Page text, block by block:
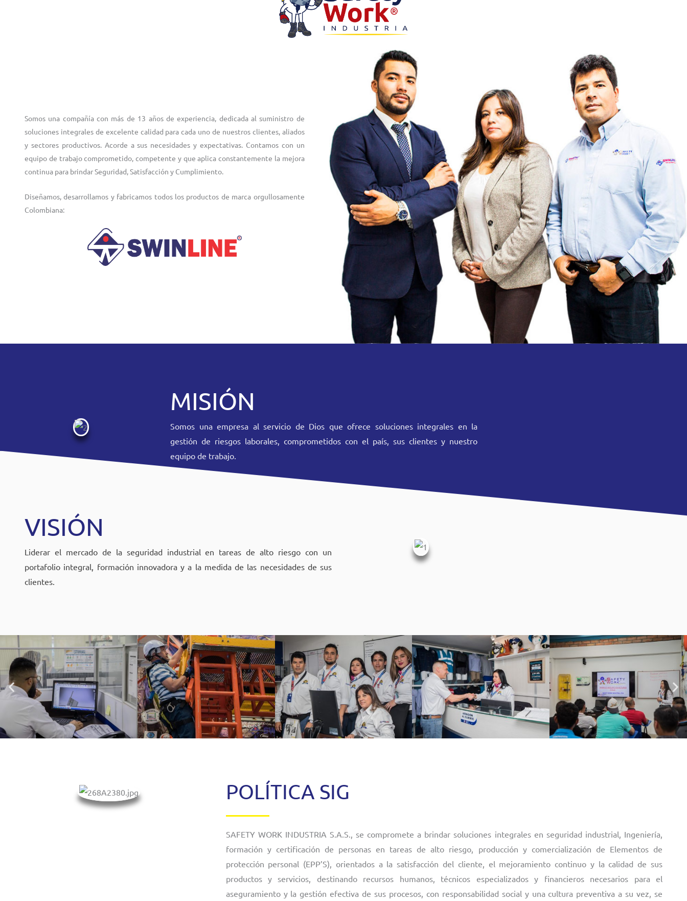
Somos una compañía con más de 13 años de experiencia, dedicada al suministro de
soluciones integrales de excelente calidad para cada uno de nuestros clientes, aliados
y sectores productivos. Acorde a sus necesidades y expectativas. Contamos con un
equipo de trabajo comprometido, competente y que aplica constantemente la mejora
continua para brindar Seguridad, Satisfacción y Cumplimiento.
Diseñamos, desarrollamos y fabricamos todos los productos de marca orgullosamente
Colombiana:
MISIÓN
Somos una empresa al servicio de Dios que ofrece soluciones integrales en la
gestión de riesgos laborales, comprometidos con el país, sus clientes y nuestro
equipo de trabajo.
VISIÓN
Liderar el mercado de la seguridad industrial en tareas de alto riesgo con un
portafolio integral, formación innovadora y a la medida de las necesidades de sus
clientes.
POLÍTICA SIG
SAFETY WORK INDUSTRIA S.A.S., se compromete a brindar soluciones integrales en seguridad industrial, Ingeniería,
formación y certificación de personas en tareas de alto riesgo, producción y comercialización de Elementos de
protección personal (EPP’S), orientados a la satisfacción del cliente, el mejoramiento continuo y la calidad de sus
productos y servicios, destinando recursos humanos, técnicos especializados y financieros necesarios para el
aseguramiento y la gestión efectiva de sus procesos, con responsabilidad social y una cultura preventiva a su vez, se